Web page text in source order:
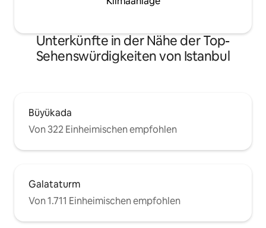
Unterkünfte in der Nähe der Top-
Sehenswürdigkeiten von Istanbul
Büyükada
Von 322 Einheimischen empfohlen
Galataturm
Von 1.711 Einheimischen empfohlen